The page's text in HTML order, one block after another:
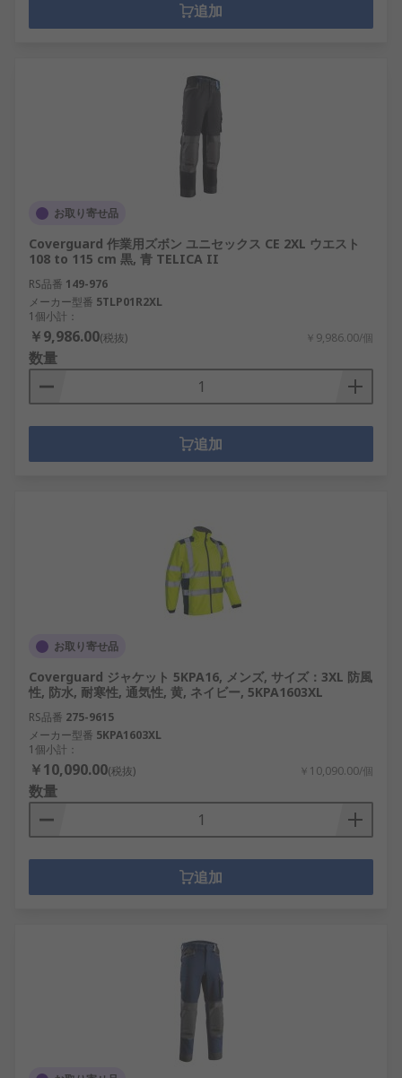
追加
お取り寄せ品
Coverguard 作業用ズボン ユニセックス CE 2XL ウエスト
108 to 115 cm 黒, 青 TELICA II
RS品番 149-976
メーカー型番 5TLP01R2XL
1個小計：
￥9,986.00(税抜) ￥9,986.00/個
数量
追加
お取り寄せ品
Coverguard ジャケット 5KPA16, メンズ, サイズ：3XL 防風
性, 防水, 耐寒性, 通気性, 黄, ネイビー, 5KPA1603XL
RS品番 275-9615
メーカー型番 5KPA1603XL
1個小計：
￥10,090.00(税抜) ￥10,090.00/個
数量
追加